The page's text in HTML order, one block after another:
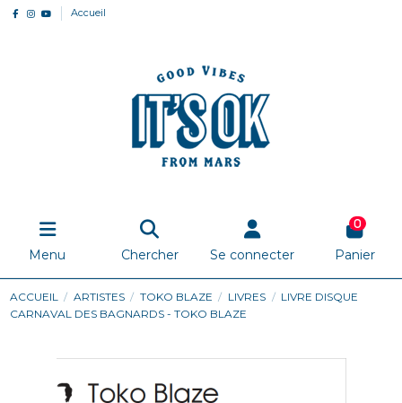
Accueil
Menu Chercher Se connecter
0
Panier
ACCUEIL ARTISTES TOKO BLAZE LIVRES
LIVRE DISQUE
CARNAVAL DES BAGNARDS - TOKO BLAZE